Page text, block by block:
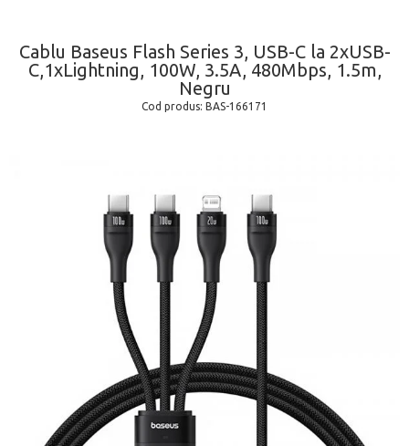
Cablu Baseus Flash Series 3, USB-C la 2xUSB-
C,1xLightning, 100W, 3.5A, 480Mbps, 1.5m,
Negru
Cod produs: BAS-166171